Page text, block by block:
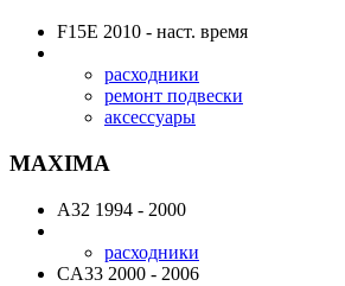
F15E 2010 - наст. время
расходники
ремонт подвески
аксессуары
MAXIMA
A32 1994 - 2000
расходники
CA33 2000 - 2006